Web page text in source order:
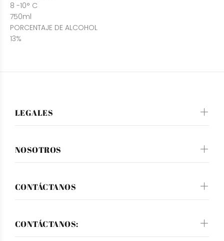
8 -10° C
750ml
PORCENTAJE DE ALCOHOL
13%
CONTÁCTANOS:
LEGALES
NOSOTROS
CONTÁCTANOS